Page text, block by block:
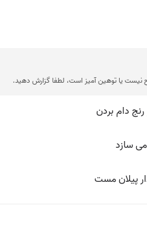
یا توهین آمیز است، لطفا گزارش دهید.
دام بردن
سازد
پیلان مست